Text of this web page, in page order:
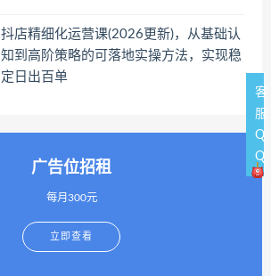
抖店精细化运营课(2026更新)，从基础认
知到高阶策略的可落地实操方法，实现稳
定日出百单
广告位招租
每月300元
立即查看
客
服
Q
Q